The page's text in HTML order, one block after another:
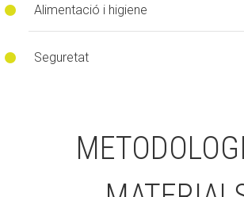
Alimentació i higiene
Seguretat